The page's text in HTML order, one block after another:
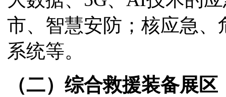
市、智慧安防；核应急
系统等。
（二）综合救援装备展区